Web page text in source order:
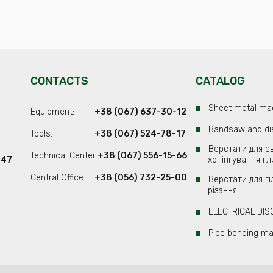
и визуальную сложность – обращаться с ЧПУ станками
более чем выгодной, но можно ли как то сэкономить?
цене.
а также количеству постоянных покупателей, у
представленная в каталоге нашего интернет магазина
цене.
CONTACTS
Equipment: +38 (067) 637-30-12
Tools: +38 (067) 524-78-17
Technical Center:+38 (067) 556-15-66
Central Office: +38 (056) 732-25-00
CATALOG
Sheet metal
Bandsaw and
Верстати для
хонінгування
Верстати для
різання
ELECTRICAL
Pipe bending